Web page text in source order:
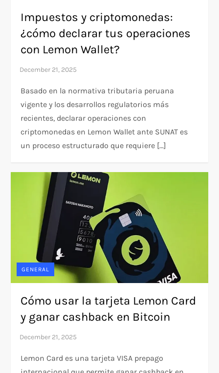
Impuestos y criptomonedas:
¿cómo declarar tus operaciones
con Lemon Wallet?
Basado en la normativa tributaria peruana
vigente y los desarrollos regulatorios más
recientes, declarar operaciones con
criptomonedas en Lemon Wallet ante SUNAT es
un proceso estructurado que requiere […]
GENERAL
Cómo usar la tarjeta Lemon Card
y ganar cashback en Bitcoin
Lemon Card es una tarjeta VISA prepago